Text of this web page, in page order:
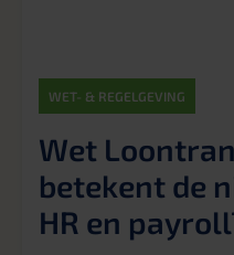
WET- & REGELGEVING
Wet
betekent de
HR en